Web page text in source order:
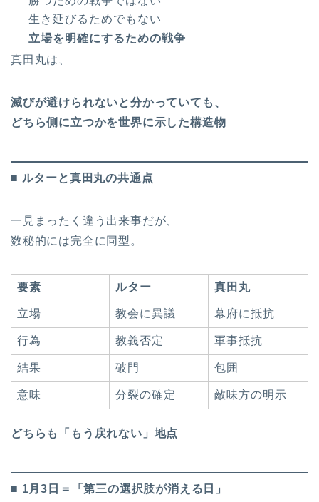
生き延びるためでもない
立場を明確にするための戦争
真田丸は、
滅びが避けられないと分かっていても、
どちら側に立つかを世界に示した構造物
■ ルターと真田丸の共通点
一見まったく違う出来事だが、
数秘的には完全に同型。
要素 ルター 真田丸
立場 教会に異議 幕府に抵抗
行為 教義否定 軍事抵抗
結果 破門 包囲
意味 分裂の確定 敵味方の明示
どちらも「もう戻れない」地点
■ 1月3日＝「第三の選択肢が消える日」